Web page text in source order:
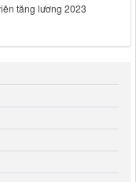
tăng lương 2023